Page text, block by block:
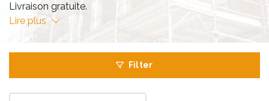
Livraison gratuite.
Lire plus
Filter